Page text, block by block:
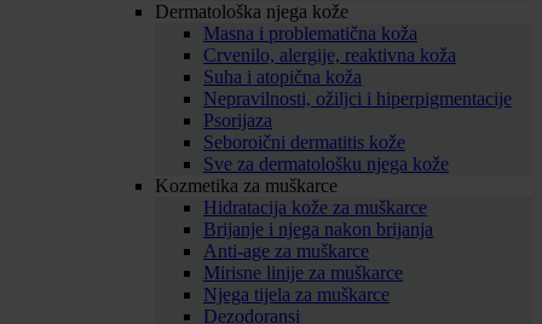
Dermatološka njega kože
Masna i problematična koža
Crvenilo, alergije, reaktivna koža
Suha i atopična koža
Nepravilnosti, ožiljci i hiperpigmentacije
Psorijaza
Seboroični dermatitis kože
Sve za dermatološku njega kože
Kozmetika za muškarce
Hidratacija kože za muškarce
Brijanje i njega nakon brijanja
Anti-age za muškarce
Mirisne linije za muškarce
Njega tijela za muškarce
Dezodoransi